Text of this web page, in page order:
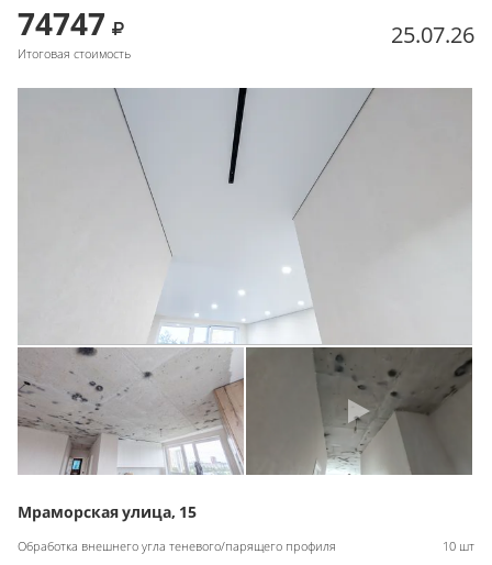
74747
Итоговая стоимость
25.07.26
Мраморская улица, 15
Обработка внешнего угла теневого/парящего профиля
10 шт